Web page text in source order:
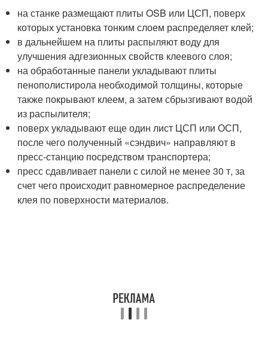
на станке размещают плиты OSB или ЦСП, поверх
которых установка тонким слоем распределяет клей;
в дальнейшем на плиты распыляют воду для
улучшения адгезионных свойств клеевого слоя;
на обработанные панели укладывают плиты
пенополистирола необходимой толщины, которые
также покрывают клеем, а затем сбрызгивают водой
из распылителя;
поверх укладывают еще один лист ЦСП или ОСП,
после чего полученный «сэндвич» направляют в
пресс-станцию посредством транспортера;
пресс сдавливает панели с силой не менее 30 т, за
счет чего происходит равномерное распределение
клея по поверхности материалов.